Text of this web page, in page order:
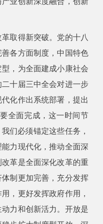
革取得新突破。党的十八
各方面制度，中国特色
，为全面建成小康社会
十届三中全会对进一步
化作出系统部署，提出
全面完成，这一时间节
们必须锚定这些任务，
力现代化，推动全面深
革是全面深化改革的重
制更加完善，充分发挥
，更好发挥政府作用，
力和创新活力。开放是